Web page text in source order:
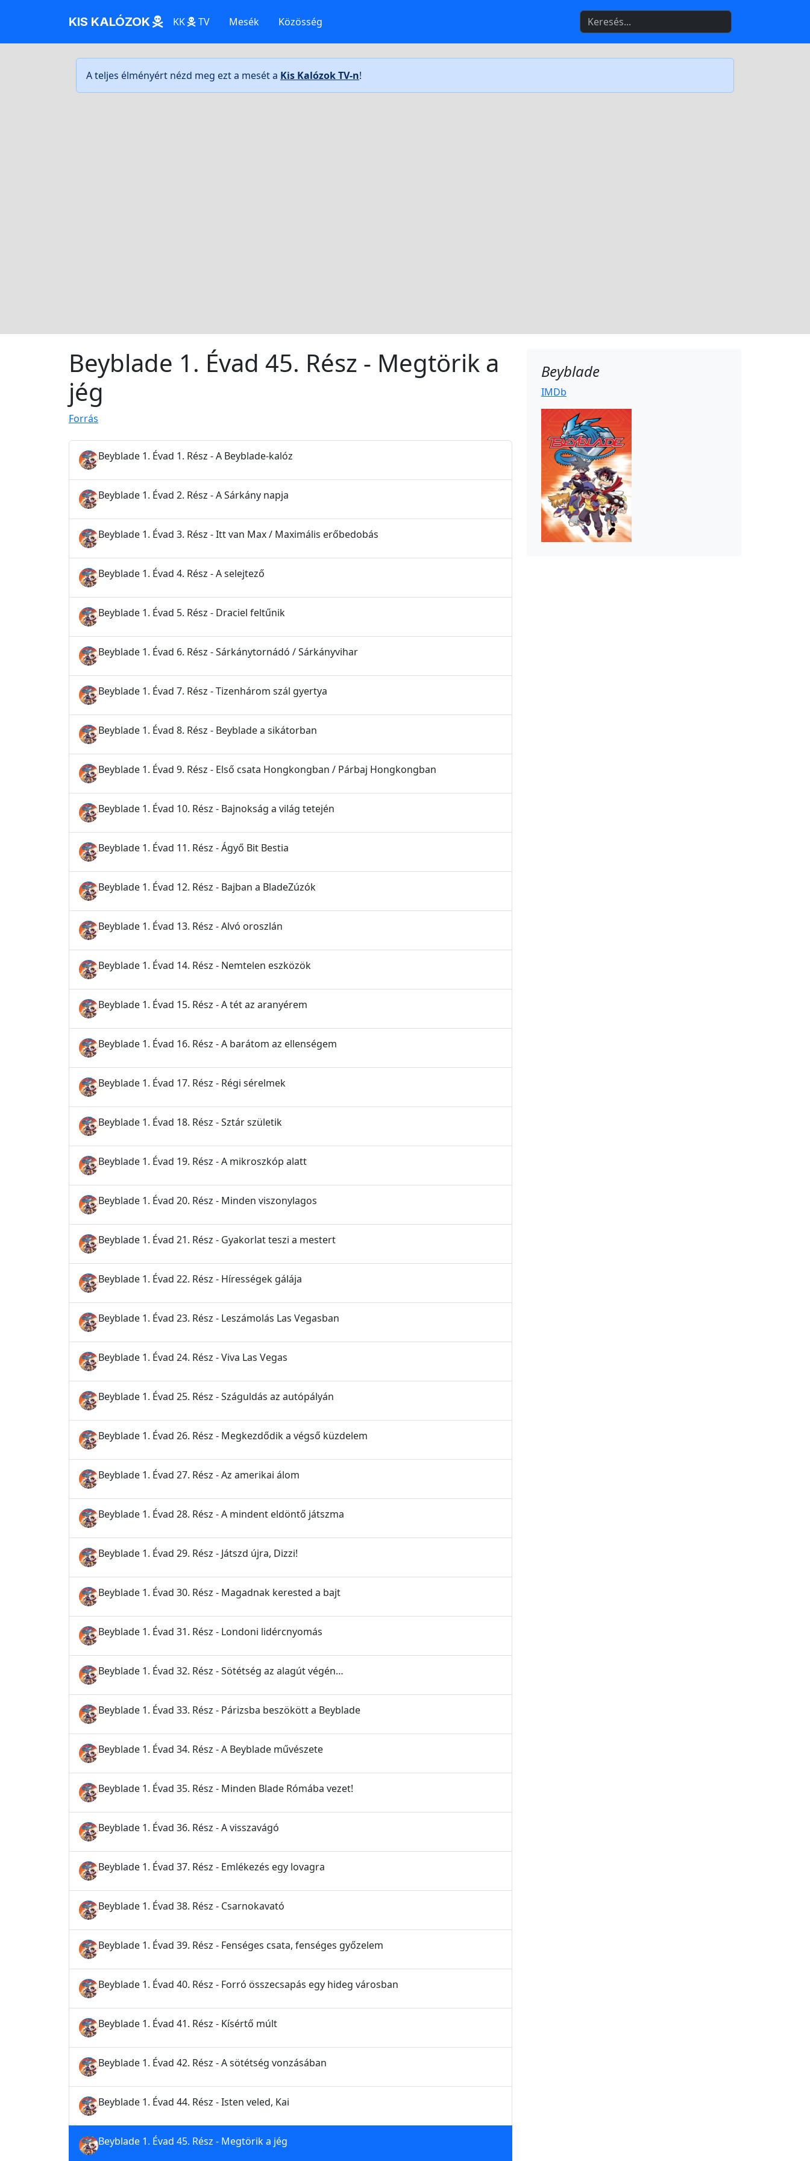
KIS KALÓZOK KK TV Mesék Közösség
A teljes élményért nézd meg ezt a mesét a Kis Kalózok TV-n!
Beyblade 1. Évad 45. Rész - Megtörik a
jég
Forrás
Beyblade 1. Évad 1. Rész - A Beyblade-kalóz
Beyblade 1. Évad 2. Rész - A Sárkány napja
Beyblade 1. Évad 3. Rész - Itt van Max / Maximális erőbedobás
Beyblade 1. Évad 4. Rész - A selejtező
Beyblade 1. Évad 5. Rész - Draciel feltűnik
Beyblade 1. Évad 6. Rész - Sárkánytornádó / Sárkányvihar
Beyblade 1. Évad 7. Rész - Tizenhárom szál gyertya
Beyblade 1. Évad 8. Rész - Beyblade a sikátorban
Beyblade 1. Évad 9. Rész - Első csata Hongkongban / Párbaj Hongkongban
Beyblade 1. Évad 10. Rész - Bajnokság a világ tetején
Beyblade 1. Évad 11. Rész - Ágyő Bit Bestia
Beyblade 1. Évad 12. Rész - Bajban a BladeZúzók
Beyblade 1. Évad 13. Rész - Alvó oroszlán
Beyblade 1. Évad 14. Rész - Nemtelen eszközök
Beyblade 1. Évad 15. Rész - A tét az aranyérem
Beyblade 1. Évad 16. Rész - A barátom az ellenségem
Beyblade 1. Évad 17. Rész - Régi sérelmek
Beyblade 1. Évad 18. Rész - Sztár születik
Beyblade 1. Évad 19. Rész - A mikroszkóp alatt
Beyblade 1. Évad 20. Rész - Minden viszonylagos
Beyblade 1. Évad 21. Rész - Gyakorlat teszi a mestert
Beyblade 1. Évad 22. Rész - Hírességek gálája
Beyblade 1. Évad 23. Rész - Leszámolás Las Vegasban
Beyblade 1. Évad 24. Rész - Viva Las Vegas
Beyblade 1. Évad 25. Rész - Száguldás az autópályán
Beyblade 1. Évad 26. Rész - Megkezdődik a végső küzdelem
Beyblade 1. Évad 27. Rész - Az amerikai álom
Beyblade 1. Évad 28. Rész - A mindent eldöntő játszma
Beyblade 1. Évad 29. Rész - Játszd újra, Dizzi!
Beyblade 1. Évad 30. Rész - Magadnak kerested a bajt
Beyblade 1. Évad 31. Rész - Londoni lidércnyomás
Beyblade 1. Évad 32. Rész - Sötétség az alagút végén…
Beyblade 1. Évad 33. Rész - Párizsba beszökött a Beyblade
Beyblade 1. Évad 34. Rész - A Beyblade művészete
Beyblade 1. Évad 35. Rész - Minden Blade Rómába vezet!
Beyblade 1. Évad 36. Rész - A visszavágó
Beyblade 1. Évad 37. Rész - Emlékezés egy lovagra
Beyblade 1. Évad 38. Rész - Csarnokavató
Beyblade 1. Évad 39. Rész - Fenséges csata, fenséges győzelem
Beyblade 1. Évad 40. Rész - Forró összecsapás egy hideg városban
Beyblade 1. Évad 41. Rész - Kísértő múlt
Beyblade 1. Évad 42. Rész - A sötétség vonzásában
Beyblade 1. Évad 44. Rész - Isten veled, Kai
Beyblade 1. Évad 45. Rész - Megtörik a jég
Beyblade
IMDb